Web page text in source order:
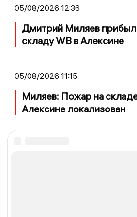
05/08/2026 12:36
Дмитрий Миляев
складу WB в Алексине
05/08/2026 11:15
Миляев: Пожар на
Алексине локализован